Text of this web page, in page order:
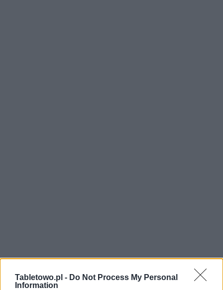
Tabletowo.pl - Do Not Process My Personal
Information